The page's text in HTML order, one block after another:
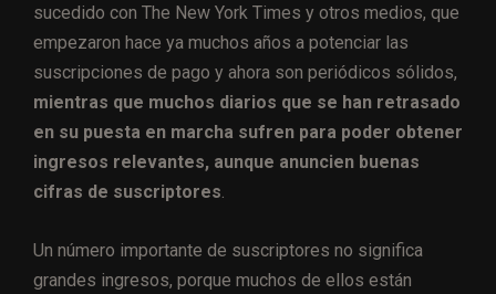
sucedido con The New York Times y otros medios, que
empezaron hace ya muchos años a potenciar las
suscripciones de pago y ahora son periódicos sólidos,
mientras que muchos diarios que se han retrasado
en su puesta en marcha sufren para poder obtener
ingresos relevantes, aunque anuncien buenas
cifras de suscriptores
Un número importante de suscriptores no significa
grandes ingresos, porque muchos de ellos están